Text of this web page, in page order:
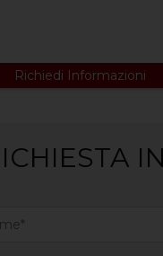
Richiedi Informazioni